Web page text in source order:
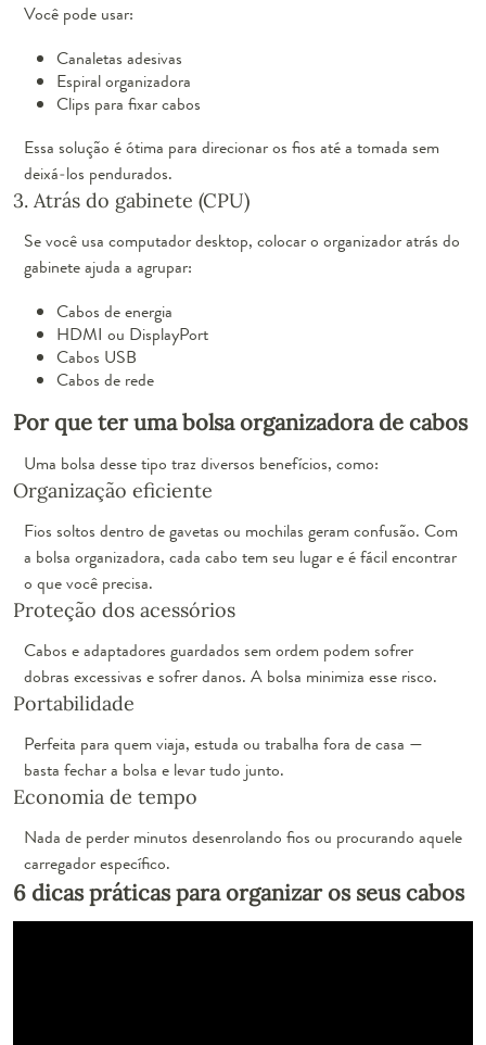
Você pode usar:
Canaletas adesivas
Espiral organizadora
Clips para fixar cabos
Essa solução é ótima para direcionar os fios até a tomada sem
deixá-los pendurados.
3. Atrás do gabinete (CPU)
Se você usa computador desktop, colocar o organizador atrás do
gabinete ajuda a agrupar:
Cabos de energia
HDMI ou DisplayPort
Cabos USB
Cabos de rede
Por que ter uma bolsa organizadora de cabos
Uma bolsa desse tipo traz diversos benefícios, como:
Organização eficiente
Fios soltos dentro de gavetas ou mochilas geram confusão. Com
a bolsa organizadora, cada cabo tem seu lugar e é fácil encontrar
o que você precisa.
Proteção dos acessórios
Cabos e adaptadores guardados sem ordem podem sofrer
dobras excessivas e sofrer danos. A bolsa minimiza esse risco.
Portabilidade
Perfeita para quem viaja, estuda ou trabalha fora de casa —
basta fechar a bolsa e levar tudo junto.
Economia de tempo
Nada de perder minutos desenrolando fios ou procurando aquele
carregador específico.
6 dicas práticas para organizar os seus cabos